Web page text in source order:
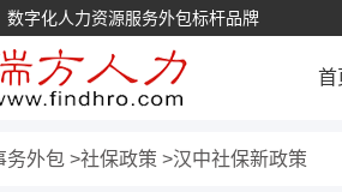
数字化人力资源服务外包标杆品牌
首
务外包 社保政策 汉中社保新政策